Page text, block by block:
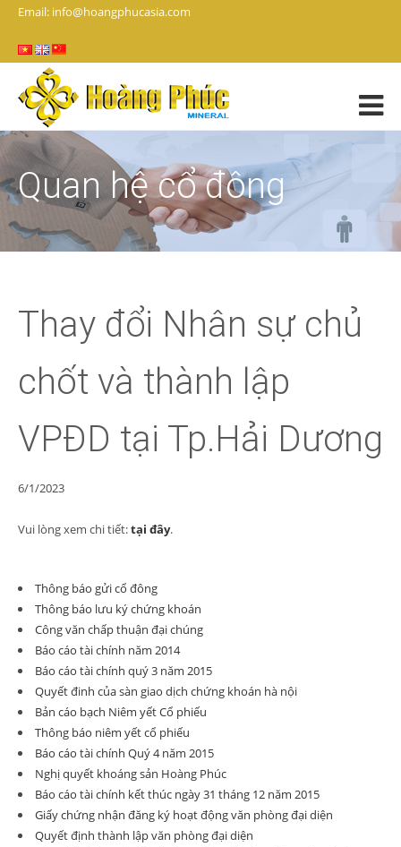
Email: info@hoangphucasia.com
Quan hệ cổ đông
Thay đổi Nhân sự chủ
chốt và thành lập
VPĐD tại Tp.Hải Dương
6/1/2023
Vui lòng xem chi tiết:tại đây.
Thông báo gửi cổ đông
Thông báo lưu ký chứng khoán
Công văn chấp thuận đại chúng
Báo cáo tài chính năm 2014
Báo cáo tài chính quý 3 năm 2015
Quyết đinh của sàn giao dịch chứng khoán hà nội
Bản cáo bạch Niêm yết Cổ phiếu
Thông báo niêm yết cổ phiếu
Báo cáo tài chính Quý 4 năm 2015
Nghị quyết khoáng sản Hoàng Phúc
Báo cáo tài chính kết thúc ngày 31 tháng 12 năm 2015
Giấy chứng nhận đăng ký hoạt động văn phòng đại diện
Quyết định thành lập văn phòng đại diện